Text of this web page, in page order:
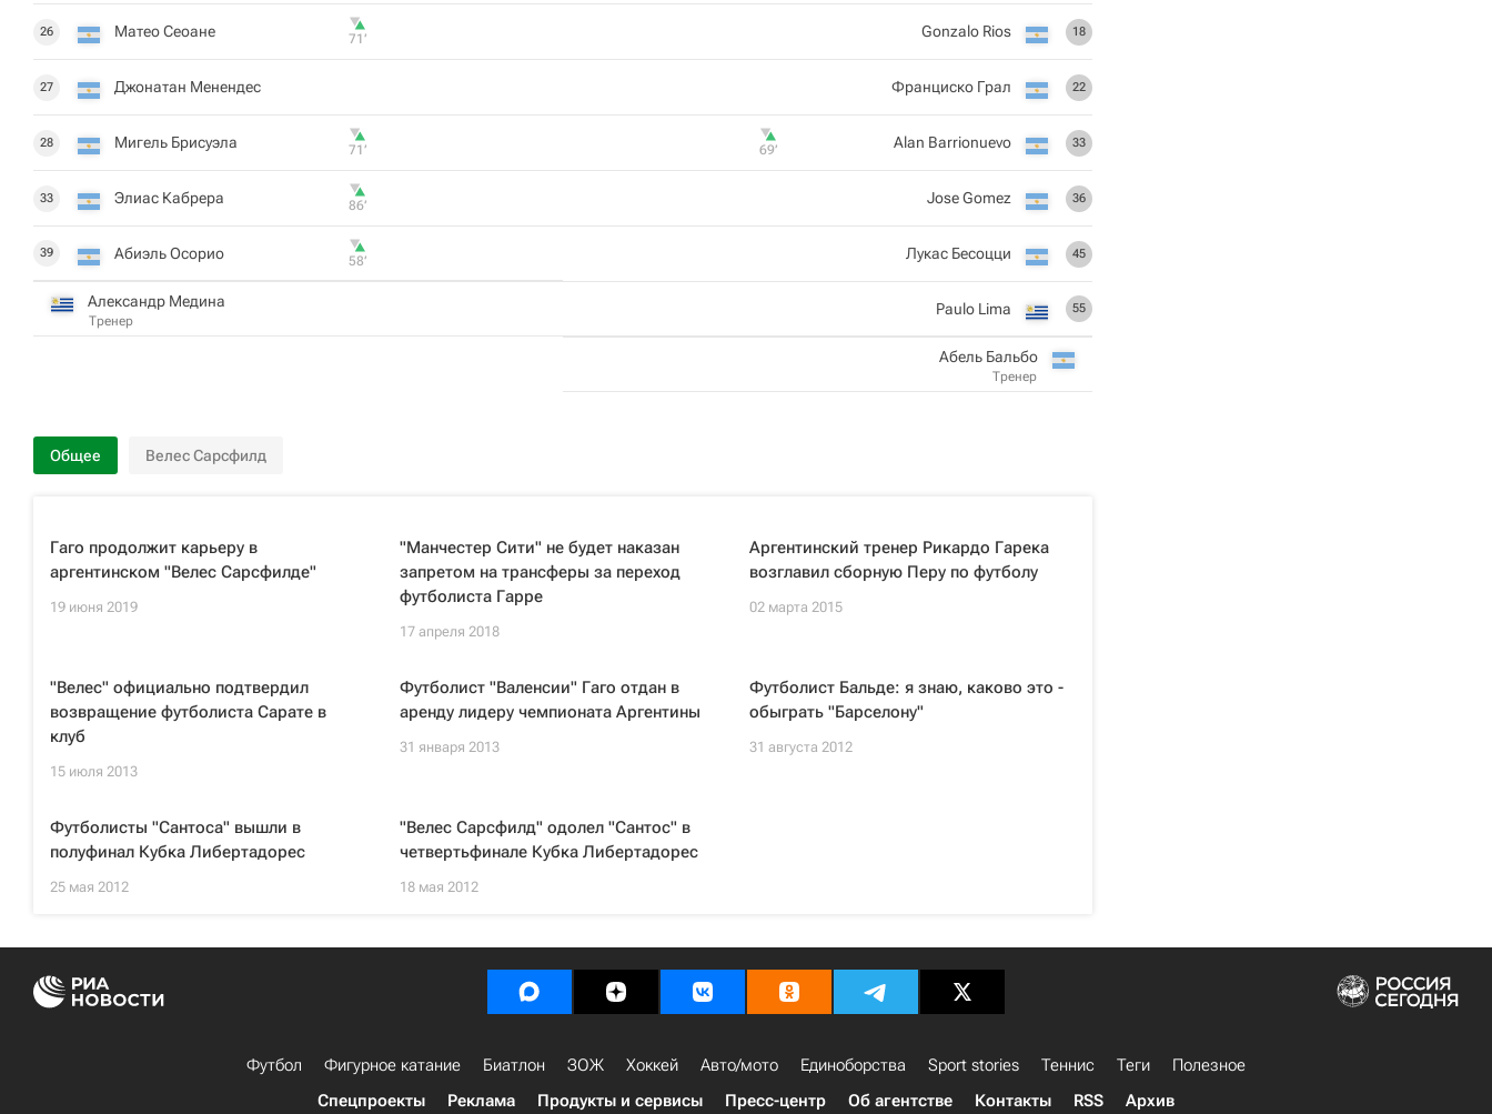
26 Матео Сеоане 71‎’‎
27 Джонатан Менендес
28 Мигель Брисуэла 71‎’‎
33 Элиас Кабрера 86‎’‎
39 Абиэль Осорио 58‎’‎
Александр Медина
Тренер
18
Gonzalo Rios
22
Франциско Грал
33
Alan Barrionuevo
69‎’‎
36
Jose Gomez
45
Лукас Бесоцци
55
Paulo Lima
Абель Бальбо
Тренер
Общее Велес Сарсфилд
Гаго продолжит карьеру в
аргентинском "Велес Сарсфилде"
19 июня 2019
"Манчестер Сити" не будет наказан
запретом на трансферы за переход
футболиста Гарре
17 апреля 2018
Аргентинский тренер Рикардо Гарека
возглавил сборную Перу по футболу
02 марта 2015
"Велес" официально подтвердил
возвращение футболиста Сарате в
клуб
15 июля 2013
Футболист "Валенсии" Гаго отдан в
аренду лидеру чемпионата Аргентины
31 января 2013
Футболист Бальде: я знаю, каково это -
обыграть "Барселону"
31 августа 2012
Футболисты "Сантоса" вышли в
полуфинал Кубка Либертадорес
25 мая 2012
"Велес Сарсфилд" одолел "Сантос" в
четвертьфинале Кубка Либертадорес
18 мая 2012
Футбол Фигурное катание Биатлон ЗОЖ Хоккей Авто/мото Единоборства Sport stories Теннис Теги
Полезное
Спецпроекты
Реклама Продукты и сервисы Пресс-центр Об агентстве Контакты RSS Архив